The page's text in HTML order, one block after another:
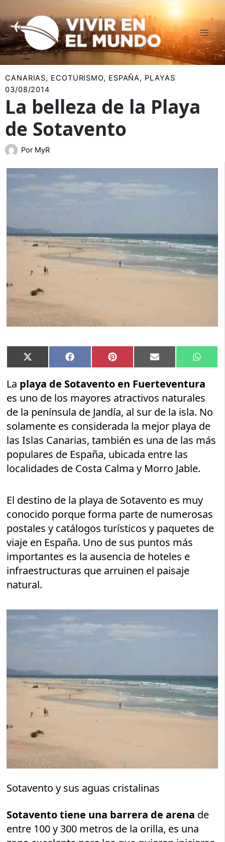
al
contenido
CANARIAS, ECOTURISMO, ESPAÑA, PLAYAS
03/08/2014
La belleza de la Playa
de Sotavento
Por MyR
Compartir
en
X
(Twitter)
Compartir
en
Facebook Compartir
en
Pinterest Compartir
en
Email
en
La playa de Sotavento en Fuerteventura
es uno de los mayores atractivos naturales
de la península de Jandía, al sur de la isla. No
solamente es considerada la mejor playa de
las Islas Canarias, también es una de las más
populares de España, ubicada entre las
localidades de Costa Calma y Morro Jable.
El destino de la playa de Sotavento es muy
conocido porque forma parte de numerosas
postales y catálogos turísticos y paquetes de
viaje en España. Uno de sus puntos más
importantes es la ausencia de hoteles e
infraestructuras que arruinen el paisaje
natural.
Sotavento y sus aguas cristalinas
Sotavento tiene una barrera de arena de
entre 100 y 300 metros de la orilla, es una